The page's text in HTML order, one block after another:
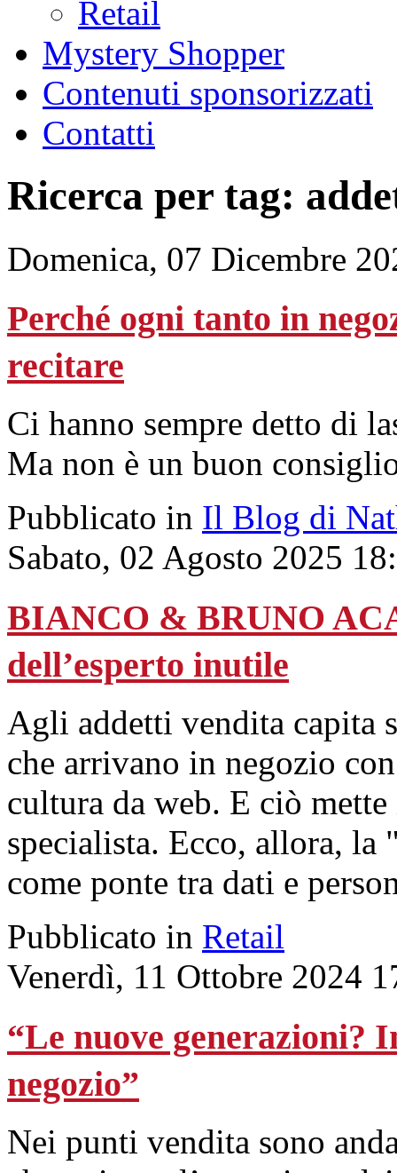
Retail
Mystery Shopper
Contenuti sponsorizzati
Contatti
Ricerca per tag:
Domenica, 07 Dicembre
Perché ogni tanto in
recitare
Ci hanno sempre detto di
Ma non è un buon
Pubblicato in Il Blog di
Sabato, 02 Agosto 2025
BIANCO & BRUNO
dell’esperto inutile
Agli addetti vendita capita
che arrivano in negozio
cultura da web. E ciò
specialista. Ecco, allora,
come ponte tra dati e
Pubblicato in Retail
Venerdì, 11 Ottobre 2024
“Le nuove generazioni?
negozio”
Nei punti vendita sono